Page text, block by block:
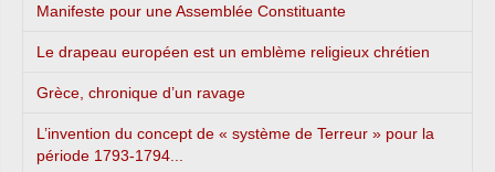
Manifeste pour une Assemblée Constituante
Le drapeau européen est un emblème religieux chrétien
Grèce, chronique d’un ravage
L’invention du concept de « système de Terreur » pour la
période 1793-1794...